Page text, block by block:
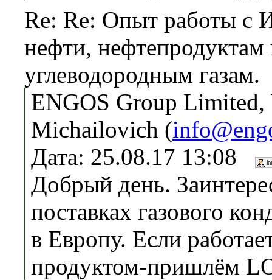
Re: Re: Опыт работы с
нефти,
углеводородным газам.
ENGOS Group Limited,
Michailovich (
Дата: 25.08.17 13:08
Добрый день.
поставках газового
в Европу. Если
продуктом-пришлём